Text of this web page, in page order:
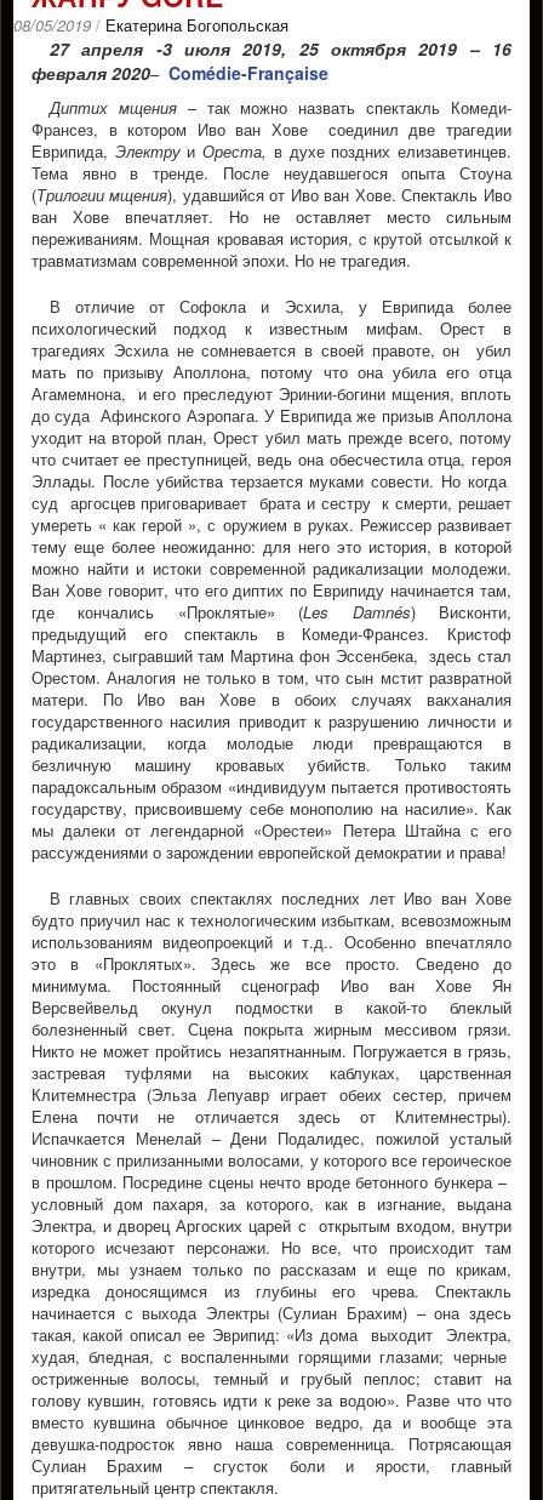
08/05/2019 / Екатерина Богопольская
27 апреля -3 июля 2019, 25 октября 2019 – 16
февраля 2020– Comédie-Française
Диптих мщения– так можно назвать спектакль Комеди-
Франсез, в котором Иво ван Хове соединил две трагедии
Еврипида, ЭлектруиОреста, в духе поздних елизаветинцев.
Тема явно в тренде. После неудавшегося опыта Стоуна
(Трилогии мщения), удавшийся от Иво ван Хове. Спектакль Иво
ван Хове впечатляет. Но не оставляет место сильным
переживаниям. Мощная кровавая история, c крутой отсылкой к
травматизмам современной эпохи. Но не трагедия.
В отличие от Софокла и Эсхила, у Еврипида более
психологический подход к известным мифам. Орест в
трагедиях Эсхила не сомневается в своей правоте, он убил
мать по призыву Аполлона, потому что она убила его отца
Агамемнона, и его преследуют Эринии-богини мщения, вплоть
до суда Афинского Аэропага. У Еврипида же призыв Аполлона
уходит на второй план, Орест убил мать прежде всего, потому
что считает ее преступницей, ведь она обесчестила отца, героя
Эллады. После убийства терзается муками совести. Но когда
суд аргосцев приговаривает брата и сестру к смерти, решает
умереть « как герой », с оружием в руках. Режиссер развивает
тему еще более неожиданно: для него это история, в которой
можно найти и истоки современной радикализации молодежи.
Ван Хове говорит, что его диптих по Еврипиду начинается там,
где кончались «Проклятые» (Les Damnés) Висконти,
предыдущий его спектакль в Комеди-Франсез. Кристоф
Мартинез, сыгравший там Мартина фон Эссенбека, здесь стал
Орестом. Аналогия не только в том, что сын мстит развратной
матери. По Иво ван Хове в обоих случаях вакханалия
государственного насилия приводит к разрушению личности и
радикализации, когда молодые люди превращаются в
безличную машину кровавых убийств. Только таким
парадоксальным образом «индивидуум пытается противостоять
государству, присвоившему себе монополию на насилие». Как
мы далеки от легендарной «Орестеи» Петера Штайна с его
рассуждениями о зарождении европейской демократии и права!
В главных своих спектаклях последних лет Иво ван Хове
будто приучил нас к технологическим избыткам, всевозможным
использованиям видеопроекций и т.д.. Особенно впечатляло
это в «Проклятых». Здесь же все просто. Сведено до
минимума. Постоянный сценограф Иво ван Хове Ян
Версвейвельд окунул подмостки в какой-то блеклый
болезненный свет. Сцена покрыта жирным мессивом грязи.
Никто не может пройтись незапятнанным. Погружается в грязь,
застревая туфлями на высоких каблуках, царственная
Клитемнестра (Эльза Лепуавр играет обеих сестер, причем
Елена почти не отличается здесь от Клитемнестры).
Испачкается Менелай – Дени Подалидес, пожилой усталый
чиновник с прилизанными волосами, у которого все героическое
в прошлом. Посредине сцены нечто вроде бетонного бункера –
условный дом пахаря, за которого, как в изгнание, выдана
Электра, и дворец Аргоских царей с открытым входом, внутри
которого исчезают персонажи. Но все, что происходит там
внутри, мы узнаем только по рассказам и еще по крикам,
изредка доносящимся из глубины его чрева. Спектакль
начинается с выхода Электры (Сулиан Брахим) – она здесь
такая, какой описал ее Эврипид: «Из дома выходит Электра,
худая, бледная, с воспаленными горящими глазами; черные
остриженные волосы, темный и грубый пеплос; ставит на
голову кувшин, готовясь идти к реке за водою». Разве что что
вместо кувшина обычное цинковое ведро, да и вообще эта
девушка-подросток явно наша современница. Потрясающая
Сулиан Брахим – сгусток боли и ярости, главный
притягательный центр спектакля.